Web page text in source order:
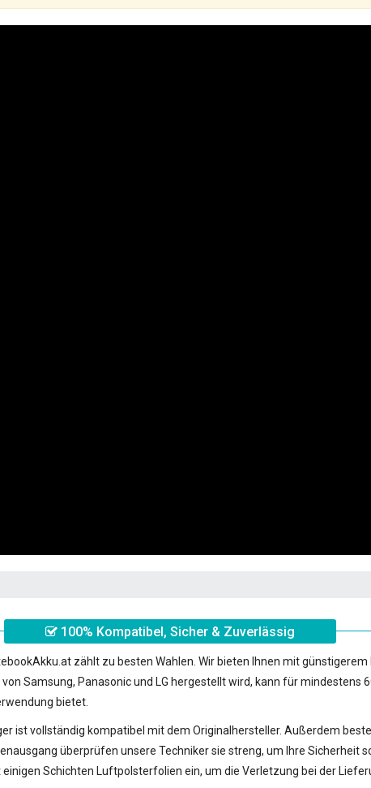
100% Kompatibel, Sicher & Zuverlässig
zählt zu besten Wahlen. Wir bieten Ihnen mit
Samsung, Panasonic und LG hergestellt wird, kann für mindestens
bietet.
ist vollständig kompatibel mit dem Originalhersteller. Außerdem
überprüfen unsere Techniker sie streng, um Ihre Sicherheit
einigen Schichten Luftpolsterfolien ein, um die Verletzung bei der